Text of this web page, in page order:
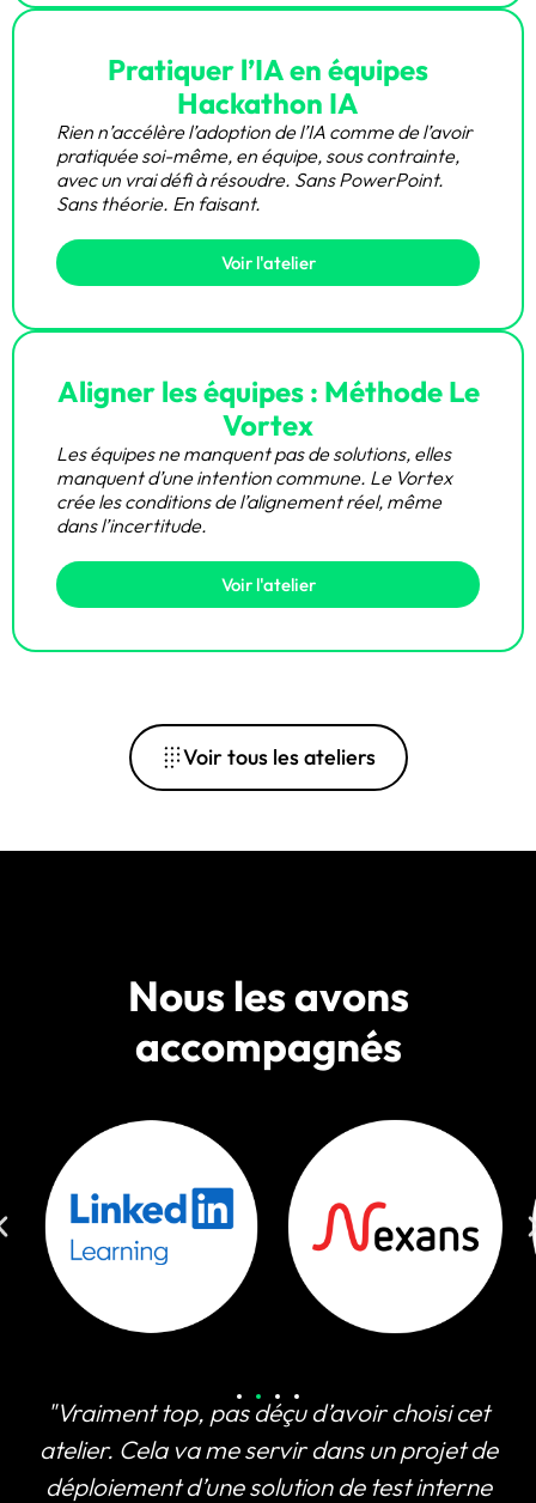
Pratiquer l’IA en équipes
Hackathon IA
Rien n’accélère l’adoption de l’IA comme de l’avoir
pratiquée soi-même, en équipe, sous contrainte,
avec un vrai défi à résoudre. Sans PowerPoint.
Sans théorie. En faisant.
Voir l'atelier
Aligner les équipes : Méthode Le
Vortex
Les équipes ne manquent pas de solutions, elles
manquent d’une intention commune. Le Vortex
crée les conditions de l’alignement réel, même
dans l’incertitude.
Voir l'atelier
Voir tous les ateliers
Nous les avons
accompagnés
"Vraiment top, pas déçu d’avoir choisi cet
atelier. Cela va me servir dans un projet de
déploiement d’une solution de test interne